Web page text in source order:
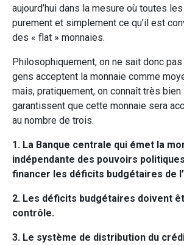
aujourd’hui dans la mesure où toutes
purement et simplement ce qu’il est
des « flat » monnaies.
Philosophiquement, on ne sait donc
gens acceptent la monnaie comme
mais, pratiquement, on connaît très
garantissent que cette monnaie sera
au nombre de trois.
1. La Banque centrale qui émet la
indépendante des pouvoirs
financer les déficits budgétaires de
2. Les déficits budgétaires doivent
contrôle.
3. Le système de distribution du